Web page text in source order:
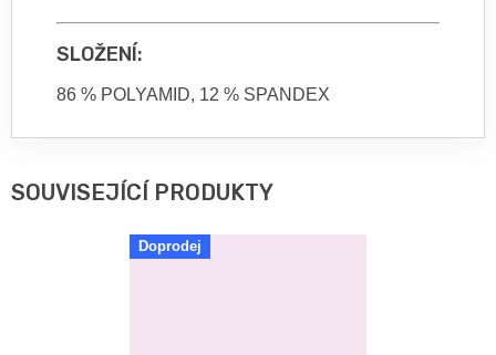
SLOŽENÍ:
86 % POLYAMID, 12 % SPANDEX
SOUVISEJÍCÍ PRODUKTY
Doprodej